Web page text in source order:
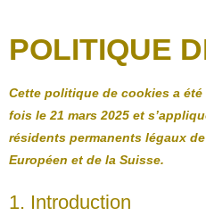
POLITIQUE
Cette politique de cookies a
fois le 21 mars 2025 et
résidents permanents légaux
Européen et de la Suisse.
1. Introduction